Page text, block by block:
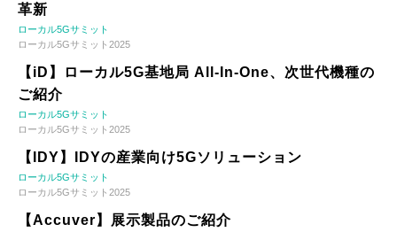
革新
ローカル5Gサミット
ローカル5Gサミット2025
【iD】ローカル5G基地局 All-In-One、次世代機種の
ご紹介
ローカル5Gサミット
ローカル5Gサミット2025
【IDY】IDYの産業向け5Gソリューション
ローカル5Gサミット
ローカル5Gサミット2025
【Accuver】展示製品のご紹介